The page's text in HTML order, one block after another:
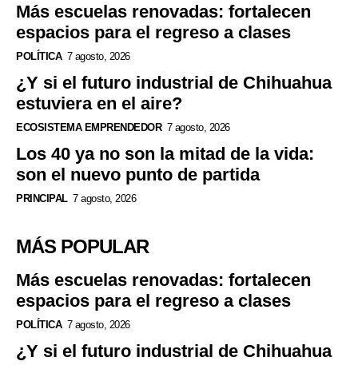
Más escuelas renovadas: fortalecen
espacios para el regreso a clases
POLÍTICA 7 agosto, 2026
¿Y si el futuro industrial de Chihuahua
estuviera en el aire?
ECOSISTEMA EMPRENDEDOR 7 agosto, 2026
Los 40 ya no son la mitad de la vida:
son el nuevo punto de partida
PRINCIPAL 7 agosto, 2026
MÁS POPULAR
Más escuelas renovadas: fortalecen
espacios para el regreso a clases
POLÍTICA 7 agosto, 2026
¿Y si el futuro industrial de Chihuahua